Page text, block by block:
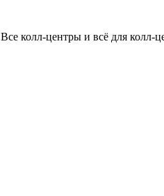
Все колл-центры и всё для колл-